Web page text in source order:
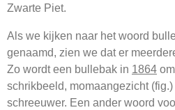
Zwarte Piet.
Als we kijken naar het woord
genaamd, zien we dat er
Zo wordt een bullebak in 1864
schrikbeeld, momaangezicht
schreeuwer. Een ander woord